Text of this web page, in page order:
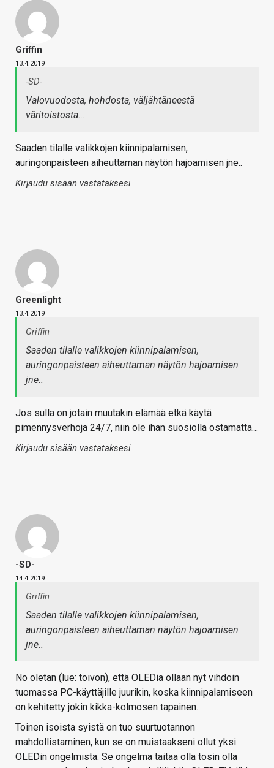
Griffin
13.4.2019
-SD-
Valovuodosta, hohdosta, väljähtäneestä
väritoistosta…
Saaden tilalle valikkojen kiinnipalamisen,
auringonpaisteen aiheuttaman näytön hajoamisen jne..
Kirjaudu sisään vastataksesi
Greenlight
13.4.2019
Griffin
Saaden tilalle valikkojen kiinnipalamisen,
auringonpaisteen aiheuttaman näytön hajoamisen
jne..
Jos sulla on jotain muutakin elämää etkä käytä
pimennysverhoja 24/7, niin ole ihan suosiolla ostamatta…
Kirjaudu sisään vastataksesi
-SD-
14.4.2019
Griffin
Saaden tilalle valikkojen kiinnipalamisen,
auringonpaisteen aiheuttaman näytön hajoamisen
jne..
No oletan (lue: toivon), että OLEDia ollaan nyt vihdoin
tuomassa PC-käyttäjille juurikin, koska kiinnipalamiseen
on kehitetty jokin kikka-kolmosen tapainen.
Toinen isoista syistä on tuo suurtuotannon
mahdollistaminen, kun se on muistaakseni ollut yksi
OLEDin ongelmista. Se ongelma taitaa olla tosin olla